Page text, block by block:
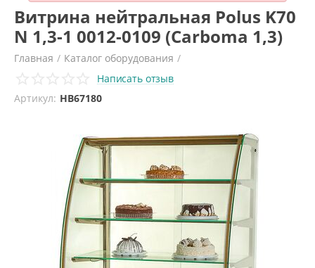
Витрина нейтральная Polus K70
N 1,3-1 0012-0109 (Сarboma 1,3)
Главная / Каталог оборудования /
Нейтральное оборудование /
Прилавки и витрины нейтральные
Написать отзыв
Артикул: HB67180